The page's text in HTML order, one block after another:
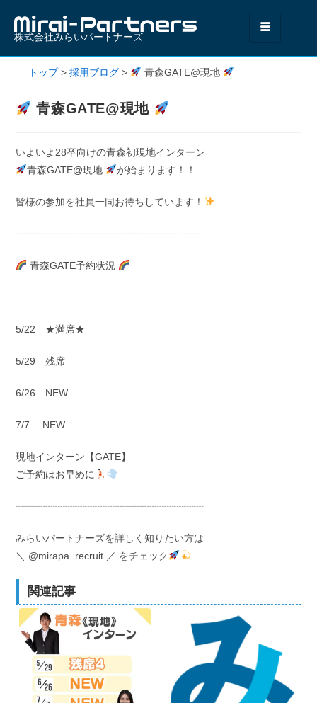
株式会社みらいパートナーズ
トップ> 採用ブログ > 青森GATE@現地
青森GATE@現地
いよいよ28卒向けの青森初現地インターン
青森GATE@現地
が始まります！！
皆様の参加を社員一同お待ちしています！
┈┈┈┈┈┈┈┈┈┈┈┈┈┈┈┈┈┈┈
青森GATE予約状況
5/22 ★満席★
5/29 残席
6/26 NEW
7/7 NEW
現地インターン【GATE】
ご予約はお早めに
┈┈┈┈┈┈┈┈┈┈┈┈┈┈┈┈┈┈┈
みらいパートナーズを詳しく知りたい方は
＼ @mirapa_recruit ／ をチェック
関連記事